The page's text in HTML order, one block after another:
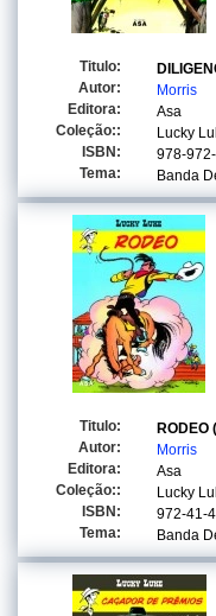
Titulo:
Autor:
Morris
Editora:
Asa
Coleção::
Lucky
ISBN:
978-
Tema:
Banda
Titulo:
RODEO
Autor:
Morris
Editora:
Asa
Coleção::
Lucky
ISBN:
972-41-
Tema:
Banda